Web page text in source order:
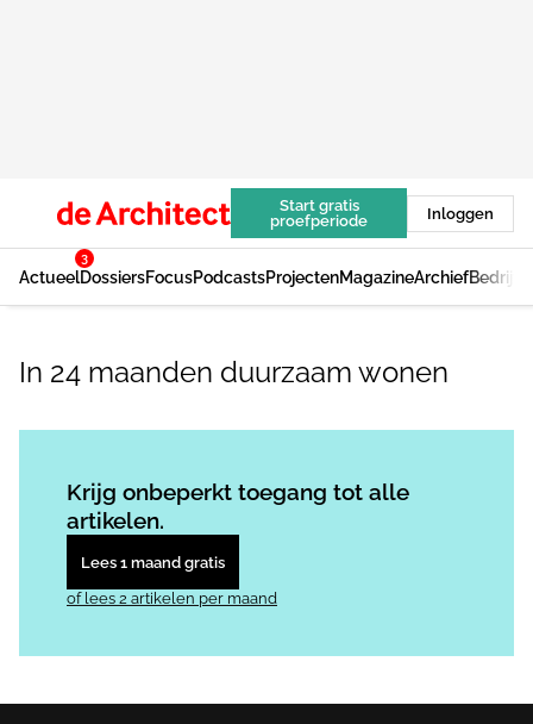
Start gratis
proefperiode
Inloggen
Actueel
3
DossiersFocusPodcastsProjectenMagazineArchief
In 24 maanden duurzaam wonen
Krijg onbeperkt toegang tot alle
artikelen.
Lees 1 maand gratis
of lees 2 artikelen per maand